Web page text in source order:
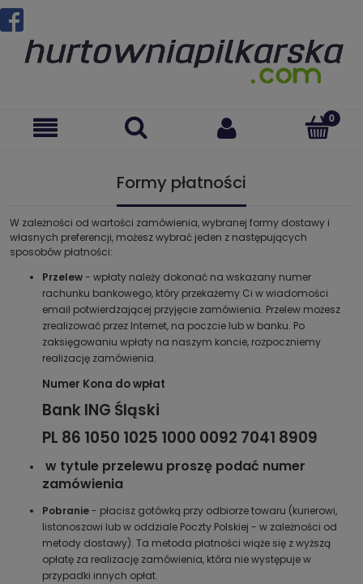
Formy płatności
W zależności od wartości zamówienia, wybranej formy dostawy i
własnych preferencji, możesz wybrać jeden z następujących
sposobów płatności:
Przelew- wpłaty należy dokonać na wskazany numer
rachunku bankowego, który przekażemy Ci w wiadomości
email potwierdzającej przyjęcie zamówienia. Przelew możesz
zrealizować przez Internet, na poczcie lub w banku. Po
zaksięgowaniu wpłaty na naszym koncie, rozpoczniemy
realizację zamówienia.
Numer Kona do wpłat
Bank ING Śląski
PL 86 1050 1025 1000 0092 7041 8909
w tytule przelewu proszę podać numer
zamówienia
Pobranie- płacisz gotówką przy odbiorze towaru (kurierowi,
listonoszowi lub w oddziale Poczty Polskiej - w zależności od
metody dostawy). Ta metoda płatności wiąże się z wyższą
opłatę za realizację zamówienia, która nie występuje w
przypadki innych opłat.